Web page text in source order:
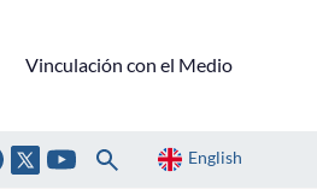
Vinculación con el Medio
English